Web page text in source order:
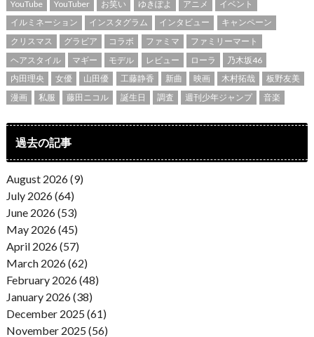
YouTube
YouTuber お笑い ゆきぽよ アニメ
イベント
イルミネーション
インスタグラム インタビュー
キャンペーン
クリスマス
グラビア コラボ ファミマ
ファミリーマート
ヘアスタイル
マギー モデル レビュー ローラ
乃木坂46
内田理央
女優 山田優 工藤静香 新曲 映画 木村拓哉
板野友美
漫画
私服 藤田ニコル 誕生日 調査 週刊少年ジャンプ 音楽
過去の記事
August 2026 (9)
July 2026 (64)
June 2026 (53)
May 2026 (45)
April 2026 (57)
March 2026 (62)
February 2026 (48)
January 2026 (38)
December 2025 (61)
November 2025 (56)